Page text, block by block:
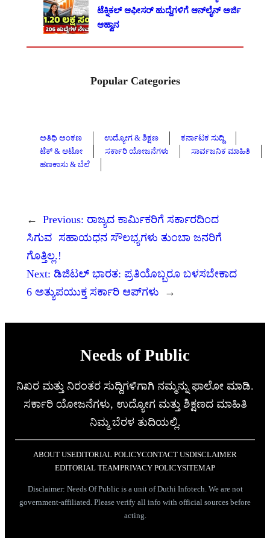
ಟೆಕ್ನಿಕಲ್ ಆಫೀಸರ್ ಹುದ್ದೆಗಳಿಗೆ ಆನ್‌ಲೈನ್ ಅರ್ಜಿ
ಆಹ್ವಾನ
Popular Categories
ಅತಿಥಿ ಅಂಕಣ ಉದ್ಯೋಗ & ಶಿಕ್ಷಣ
ಕರ್ನಾಟಕ ಸುದ್ದಿ
ಟೆಕ್ & ಆಟೋ
ಸರ್ಕಾರಿ ಯೋಜನೆಗಳು
ಸಾರ್ವಜನಿಕ ಮಾಹಿತಿ
ಹಣಕಾಸು & ಬೆಲೆ
← Previous: ರಾಜ್ಯದ ಕಾರ್ಮಿಕರಿಗೆ ಸರ್ಕಾರದಿಂದ
ಸಿಗುವ ಸಹಾಯಧನ ಸೌಲಭ್ಯಗಳು ತುಂಬಾ ಜನರಿಗೆ
ಗೊತ್ತಿಲ್ಲ.!
Next: ಡಿಜಿಟಲ್ ಭಾರತ: ಪ್ರತಿಯೊಬ್ಬರೂ ಬಳಸಬೇಕಾದ
6 ಅತ್ಯುಪಯುಕ್ತ ಸರ್ಕಾರಿ ಆಪ್‌ಗಳು
→
Needs of Public
ನಿಖರ ಮತ್ತು ನಿರಂತರ ಸುದ್ದಿಗಳಿಗಾಗಿ ನಮ್ಮನ್ನು ಫಾಲೋ ಮಾಡಿ.
ಸರ್ಕಾರಿ ಯೋಜನೆಗಳು, ಉದ್ಯೋಗ ಮತ್ತು ಶಿಕ್ಷಣದ ಮಾಹಿತಿ
ನಿಮ್ಮ ಬೆರಳ ತುದಿಯಲ್ಲಿ.
ABOUT USEDITORIAL POLICYCONTACT USDISCLAIMER
EDITORIAL TEAMPRIVACY POLICYSITEMAP
Disclaimer: Needs Of Public is a unit of Duthi Infotech. We are not
government-affiliated. Please verify all info with official sources before
acting.